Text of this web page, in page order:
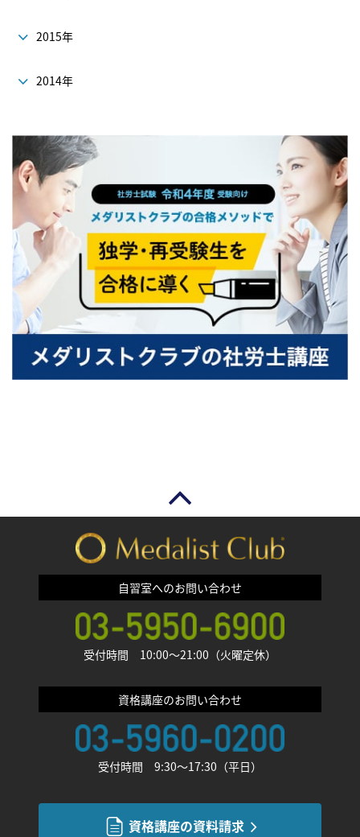
2015年
2014年
自習室へのお問い合わせ
受付時間 10:00〜21:00（火曜定休）
資格講座のお問い合わせ
受付時間 9:30〜17:30（平日）
資格講座の資料請求